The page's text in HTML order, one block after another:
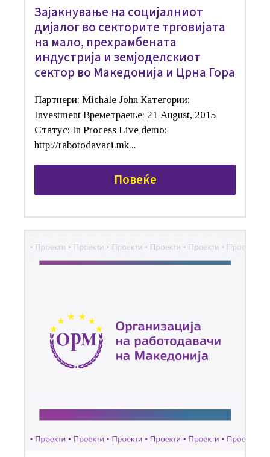
Зајакнување на социјалниот
дијалог во секторите трговијата
на мало, прехрамбената
индустрија и земјоделскиот
сектор во Македонија и Црна Гора
Партнери: Michale John Категории:
Investment Времетраење: 21 August, 2015
Статус: In Process Live demo:
http://rabotodavaci.mk...
Повеќе